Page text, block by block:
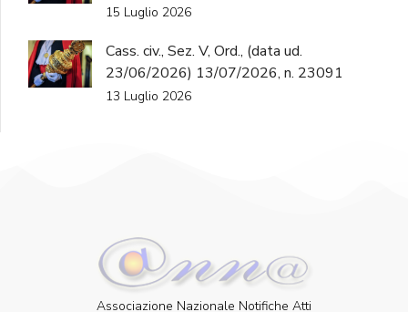
15 Luglio 2026
Cass. civ., Sez. V, Ord., (data ud.
23/06/2026) 13/07/2026, n. 23091
13 Luglio 2026
Associazione Nazionale Notifiche Atti